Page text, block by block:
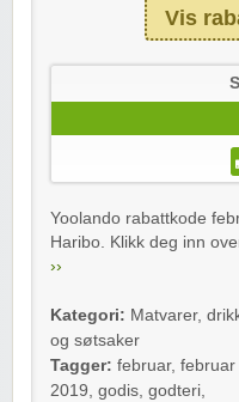
Vis
Yoolando rabattkode
Haribo. Klikk deg inn
››
Kategori: Matvarer,
og søtsaker
Tagger: februar, februar
2019, godis, godteri,